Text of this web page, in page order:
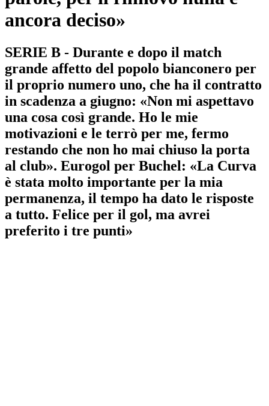
ancora deciso»
SERIE B - Durante e dopo il match
grande affetto del popolo bianconero per
il proprio numero uno, che ha il contratto
in scadenza a giugno: «Non mi aspettavo
una cosa così grande. Ho le mie
motivazioni e le terrò per me, fermo
restando che non ho mai chiuso la porta
al club». Eurogol per Buchel: «La Curva
è stata molto importante per la mia
permanenza, il tempo ha dato le risposte
a tutto. Felice per il gol, ma avrei
preferito i tre punti»